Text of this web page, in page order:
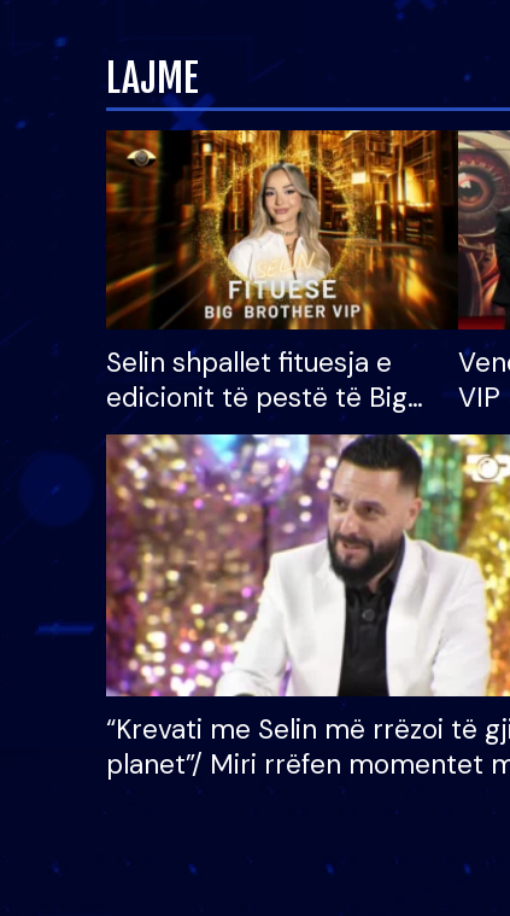
LAJME
Selin shpallet fituesja e
edicionit të pestë të Big
Brother VIP, rrëmben
çmimin e madh prej 100
mijë eurosh
VIP
“Krevati me Selin më rrëzoi të
planet”/ Miri rrëfen momentet
bukura në shtëpinë e BB VIP: Do